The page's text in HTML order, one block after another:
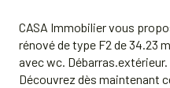
CASA Immobilier vous
rénové de type F2 de 34.23
avec wc. Débarras.extérieur.
Découvrez dès maintenant